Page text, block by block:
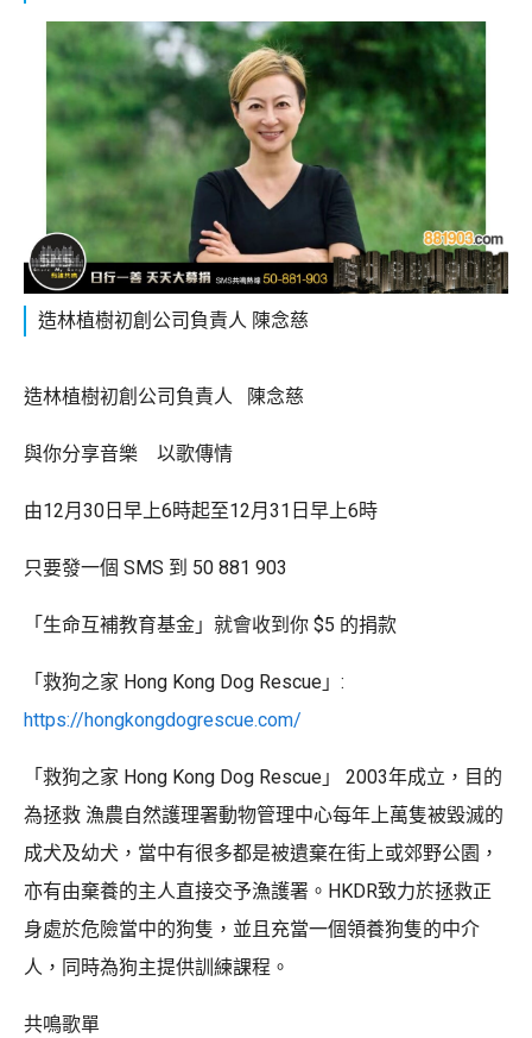
造林植樹初創公司負責人 陳念慈
造林植樹初創公司負責人 陳念慈
與你分享音樂 以歌傳情
由12月30日早上6時起至12月31日早上6時
只要發一個 SMS 到 50 881 903
「生命互補教育基金」就會收到你 $5 的捐款
「救狗之家 Hong Kong Dog Rescue」:
https://hongkongdogrescue.com/
「救狗之家 Hong Kong Dog Rescue」 2003年成立，目的
為拯救 漁農自然護理署動物管理中心每年上萬隻被毀滅的
成犬及幼犬，當中有很多都是被遺棄在街上或郊野公園，
亦有由棄養的主人直接交予漁護署。HKDR致力於拯救正
身處於危險當中的狗隻，並且充當一個領養狗隻的中介
人，同時為狗主提供訓練課程。
共鳴歌單